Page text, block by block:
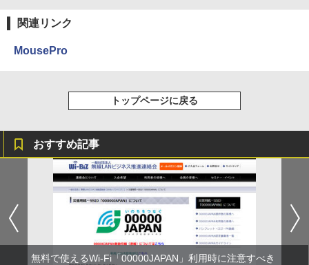
関連リンク
MousePro
トップページに戻る
おすすめ記事
無料で使えるWi-Fi「00000JAPAN」利用時に注意すべき